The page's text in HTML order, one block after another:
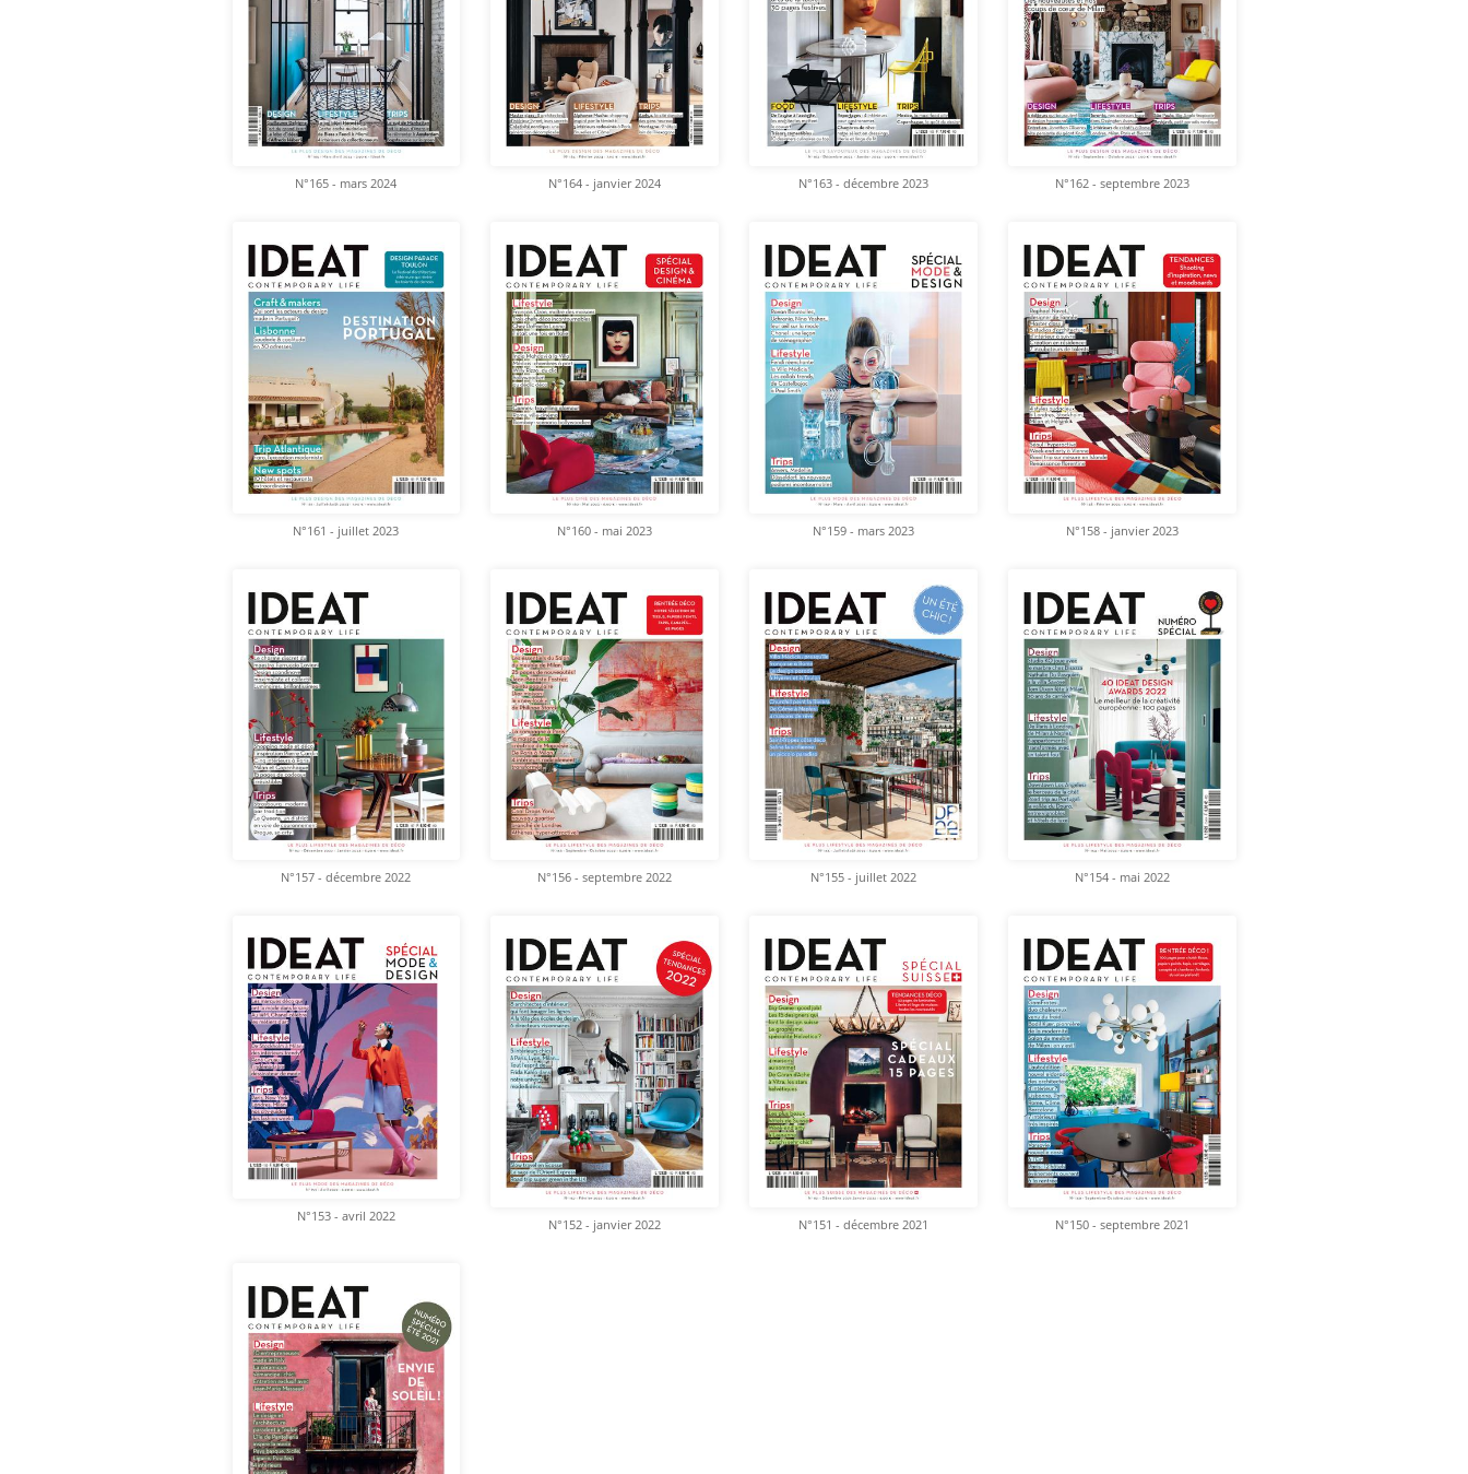
N°165 - mars 2024 N°164 - janvier 2024 N°163 - décembre 2023 N°162 - septembre 2023
N°161 - juillet 2023 N°160 - mai 2023 N°159 - mars 2023 N°158 - janvier 2023
N°157 - décembre 2022 N°156 - septembre 2022 N°155 - juillet 2022 N°154 - mai 2022
N°153 - avril 2022
N°152 - janvier 2022 N°151 - décembre 2021 N°150 - septembre 2021